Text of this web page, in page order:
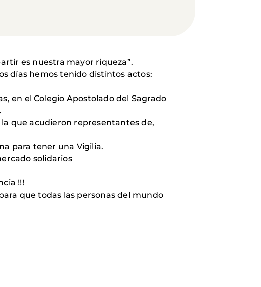
es nuestra mayor riqueza”.
días hemos tenido distintos actos:
en el Colegio Apostolado del Sagrado
que acudieron representantes de,
para tener una Vigilia.
solidarios
!!!
que todas las personas del mundo